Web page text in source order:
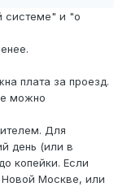
системе" и "о
плата за проезд.
можно
Для
день (или в
копейки. Если
Москве, или